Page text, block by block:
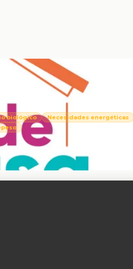
biológico
Necesidades energéticas